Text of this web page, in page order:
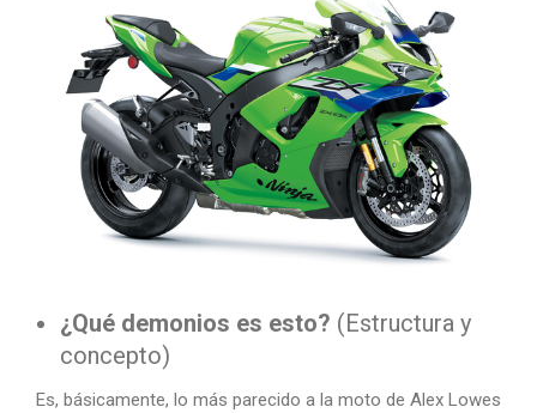
¿Qué demonios es esto? (Estructura y
concepto)
Es, básicamente, lo más parecido a la moto de Alex Lowes